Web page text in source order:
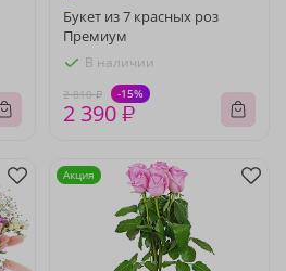
Букет из 7 красных роз
Премиум
В наличии
2 810 ₽ -15%
2 390 ₽
Акция